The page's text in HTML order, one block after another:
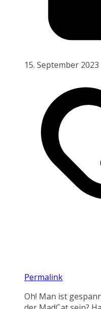
15. September
Permalink
Oh! Man ist